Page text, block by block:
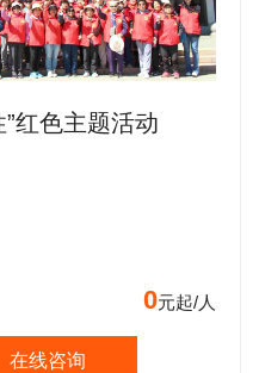
”红色主题活动
0元起/人
在线咨询